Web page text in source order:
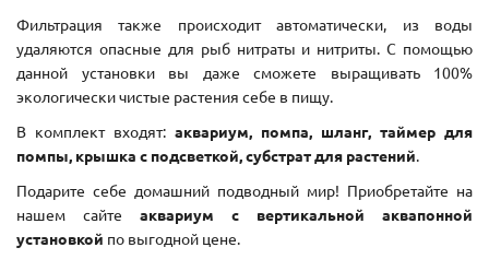
Фильтрация также происходит автоматически, из воды
удаляются опасные для рыб нитраты и нитриты. С помощью
данной установки вы даже сможете выращивать 100%
экологически чистые растения себе в пищу.
В комплект входят: аквариум, помпа, шланг, таймер для
помпы, крышка с подсветкой, субстрат для растений.
Подарите себе домашний подводный мир! Приобретайте на
нашем сайте аквариум с вертикальной аквапонной
установкой по выгодной цене.